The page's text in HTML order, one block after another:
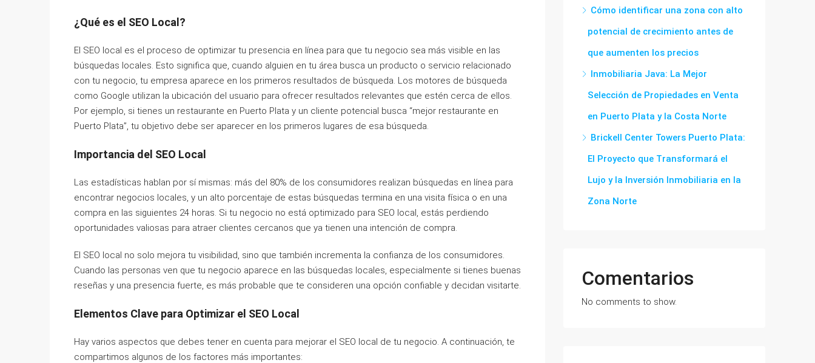
¿Qué es el SEO Local?
El SEO local es el proceso de optimizar tu presencia en línea para que tu negocio sea más visible en las
búsquedas locales. Esto significa que, cuando alguien en tu área busca un producto o servicio relacionado
con tu negocio, tu empresa aparece en los primeros resultados de búsqueda. Los motores de búsqueda
como Google utilizan la ubicación del usuario para ofrecer resultados relevantes que estén cerca de ellos.
Por ejemplo, si tienes un restaurante en Puerto Plata y un cliente potencial busca “mejor restaurante en
Puerto Plata”, tu objetivo debe ser aparecer en los primeros lugares de esa búsqueda.
Importancia del SEO Local
Las estadísticas hablan por sí mismas: más del 80% de los consumidores realizan búsquedas en línea para
encontrar negocios locales, y un alto porcentaje de estas búsquedas termina en una visita física o en una
compra en las siguientes 24 horas. Si tu negocio no está optimizado para SEO local, estás perdiendo
oportunidades valiosas para atraer clientes cercanos que ya tienen una intención de compra.
El SEO local no solo mejora tu visibilidad, sino que también incrementa la confianza de los consumidores.
Cuando las personas ven que tu negocio aparece en las búsquedas locales, especialmente si tienes buenas
reseñas y una presencia fuerte, es más probable que te consideren una opción confiable y decidan visitarte.
Elementos Clave para Optimizar el SEO Local
Hay varios aspectos que debes tener en cuenta para mejorar el SEO local de tu negocio. A continuación, te
compartimos algunos de los factores más importantes:
Cómo identificar una zona con alto
potencial de crecimiento antes de
que aumenten los precios
Inmobiliaria Java: La Mejor
Selección de Propiedades en Venta
en Puerto Plata y la Costa Norte
Brickell Center Towers Puerto Plata:
El Proyecto que Transformará el
Lujo y la Inversión Inmobiliaria en la
Zona Norte
Comentarios
No comments to show.